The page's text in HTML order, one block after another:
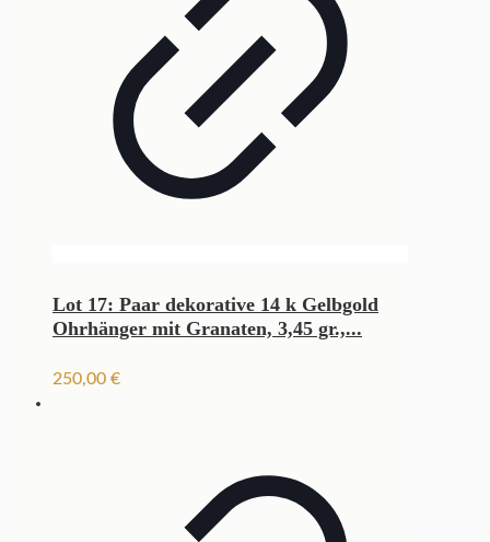
Lot 17: Paar dekorative 14 k Gelbgold
Ohrhänger mit Granaten, 3,45 gr.,...
250,00 €